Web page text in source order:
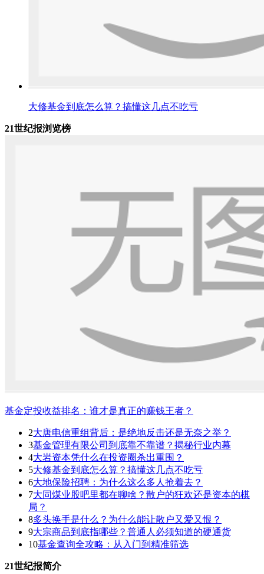
大修基金到底怎么算？搞懂这几点不吃亏
21世纪报浏览榜
基金定投收益排名：谁才是真正的赚钱王者？
2大唐电信重组背后：是绝地反击还是无奈之举？
3基金管理有限公司到底靠不靠谱？揭秘行业内幕
4大岩资本凭什么在投资圈杀出重围？
5大修基金到底怎么算？搞懂这几点不吃亏
6大地保险招聘：为什么这么多人抢着去？
7大同煤业股吧里都在聊啥？散户的狂欢还是资本的棋
局？
8多头换手是什么？为什么能让散户又爱又恨？
9大宗商品到底指哪些？普通人必须知道的硬通货
10基金查询全攻略：从入门到精准筛选
21世纪报简介